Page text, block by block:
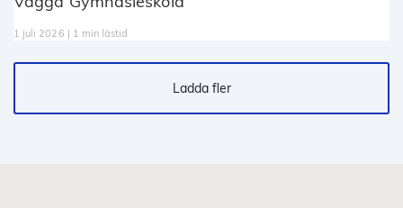
1 juli 2026 | 1 min lästid
Ladda fler